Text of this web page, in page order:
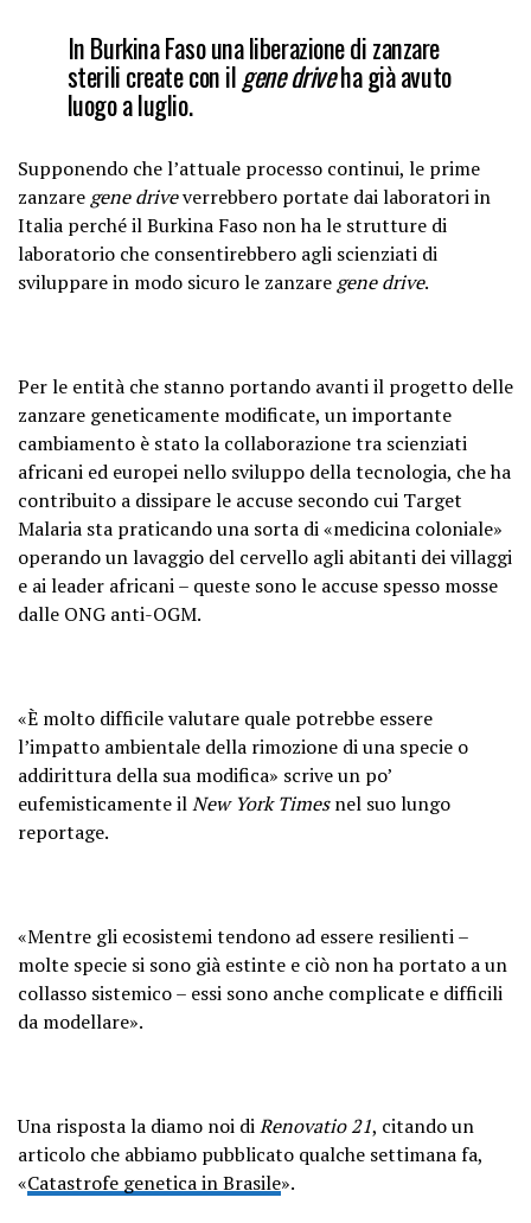
In Burkina Faso una liberazione di zanzare
sterili create con ilgene driveha già avuto
luogo a luglio.
Supponendo che l’attuale processo continui, le prime
zanzare gene driveverrebbero portate dai laboratori in
Italia perché il Burkina Faso non ha le strutture di
laboratorio che consentirebbero agli scienziati di
sviluppare in modo sicuro le zanzare gene drive.
Per le entità che stanno portando avanti il progetto delle
zanzare geneticamente modificate, un importante
cambiamento è stato la collaborazione tra scienziati
africani ed europei nello sviluppo della tecnologia, che ha
contribuito a dissipare le accuse secondo cui Target
Malaria sta praticando una sorta di «medicina coloniale»
operando un lavaggio del cervello agli abitanti dei villaggi
e ai leader africani – queste sono le accuse spesso mosse
dalle ONG anti-OGM.
«È molto difficile valutare quale potrebbe essere
l’impatto ambientale della rimozione di una specie o
addirittura della sua modifica» scrive un po’
eufemisticamente ilNew York Timesnel suo lungo
reportage.
«Mentre gli ecosistemi tendono ad essere resilienti –
molte specie si sono già estinte e ciò non ha portato a un
collasso sistemico – essi sono anche complicate e difficili
da modellare».
Una risposta la diamo noi diRenovatio 21, citando un
articolo che abbiamo pubblicato qualche settimana fa,
«Catastrofe genetica in Brasile».